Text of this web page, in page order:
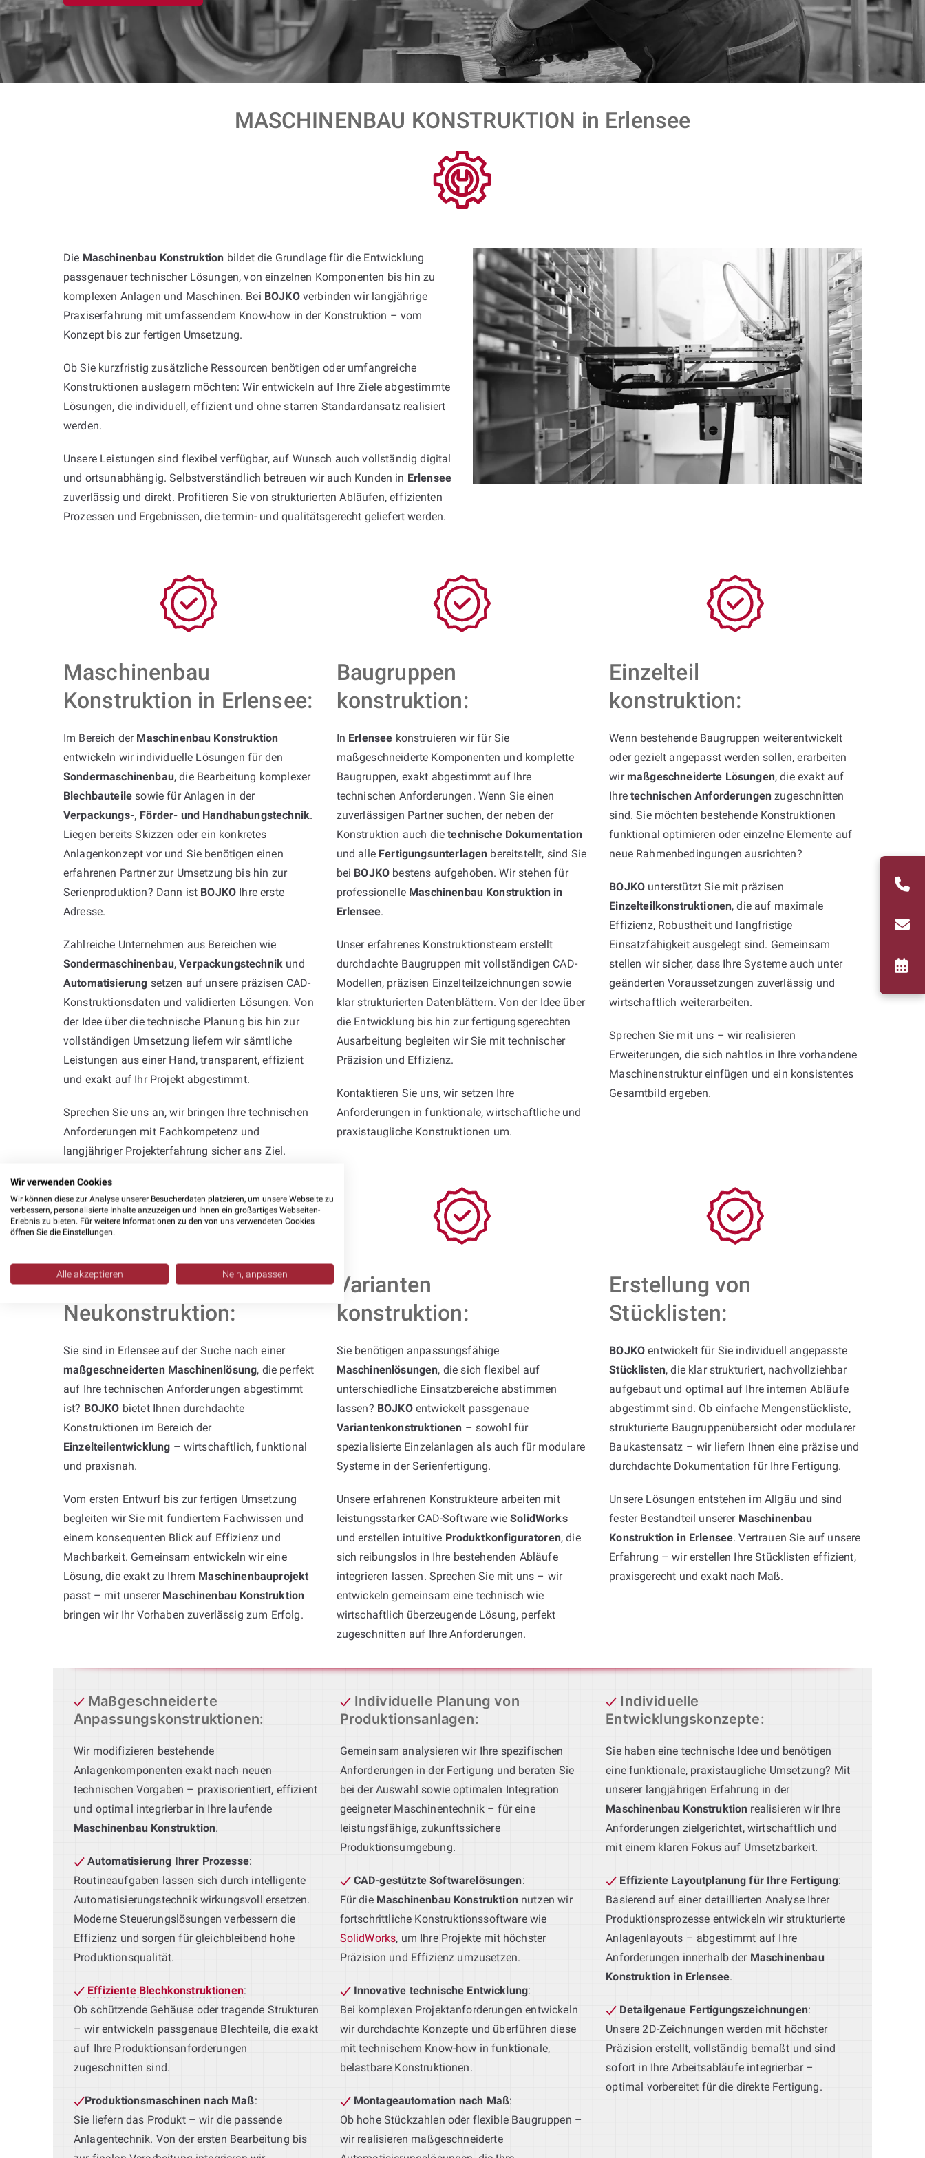
MASCHINENBAU KONSTRUKTION in Erlensee
Die Maschinenbau Konstruktion bildet die Grundlage für die Entwicklung
passgenauer technischer Lösungen, von einzelnen Komponenten bis hin zu
komplexen Anlagen und Maschinen. Bei BOJKOverbinden wir langjährige
Praxiserfahrung mit umfassendem Know-how in der Konstruktion – vom
Konzept bis zur fertigen Umsetzung.
Ob Sie kurzfristig zusätzliche Ressourcen benötigen oder umfangreiche
Konstruktionen auslagern möchten: Wir entwickeln auf Ihre Ziele abgestimmte
Lösungen, die individuell, effizient und ohne starren Standardansatz realisiert
werden.
Unsere Leistungen sind flexibel verfügbar, auf Wunsch auch vollständig digital
und ortsunabhängig. Selbstverständlich betreuen wir auch Kunden in Erlensee
zuverlässig und direkt. Profitieren Sie von strukturierten Abläufen, effizienten
Prozessen und Ergebnissen, die termin- und qualitätsgerecht geliefert werden.
Maschinenbau
Konstruktion in Erlensee:
Im Bereich der Maschinenbau Konstruktion
entwickeln wir individuelle Lösungen für den
Sondermaschinenbau, die Bearbeitung komplexer
Blechbauteile sowie für Anlagen in der
Verpackungs-, Förder- und Handhabungstechnik.
Liegen bereits Skizzen oder ein konkretes
Anlagenkonzept vor und Sie benötigen einen
erfahrenen Partner zur Umsetzung bis hin zur
Serienproduktion? Dann ist BOJKO Ihre erste
Adresse.
Zahlreiche Unternehmen aus Bereichen wie
Sondermaschinenbau,Verpackungstechnik und
Automatisierung setzen auf unsere präzisen CAD-
Konstruktionsdaten und validierten Lösungen. Von
der Idee über die technische Planung bis hin zur
vollständigen Umsetzung liefern wir sämtliche
Leistungen aus einer Hand, transparent, effizient
und exakt auf Ihr Projekt abgestimmt.
Sprechen Sie uns an, wir bringen Ihre technischen
Anforderungen mit Fachkompetenz und
langjähriger Projekterfahrung sicher ans Ziel.
Baugruppen
konstruktion:
In Erlensee konstruieren wir für Sie
maßgeschneiderte Komponenten und komplette
Baugruppen, exakt abgestimmt auf Ihre
technischen Anforderungen. Wenn Sie einen
zuverlässigen Partner suchen, der neben der
Konstruktion auch dietechnische Dokumentation
und alle Fertigungsunterlagen bereitstellt, sind Sie
bei BOJKO bestens aufgehoben. Wir stehen für
professionelle Maschinenbau Konstruktion in
Erlensee.
Unser erfahrenes Konstruktionsteam erstellt
durchdachte Baugruppen mit vollständigen CAD-
Modellen, präzisen Einzelteilzeichnungen sowie
klar strukturierten Datenblättern. Von der Idee über
die Entwicklung bis hin zur fertigungsgerechten
Ausarbeitung begleiten wir Sie mit technischer
Präzision und Effizienz.
Kontaktieren Sie uns, wir setzen Ihre
Anforderungen in funktionale, wirtschaftliche und
praxistaugliche Konstruktionen um.
Einzelteil
konstruktion:
Wenn bestehende Baugruppen weiterentwickelt
oder gezielt angepasst werden sollen, erarbeiten
wirmaßgeschneiderte Lösungen, die exakt auf
Ihretechnischen Anforderungen zugeschnitten
sind. Sie möchten bestehende Konstruktionen
funktional optimieren oder einzelne Elemente auf
neue Rahmenbedingungen ausrichten?
BOJKO unterstützt Sie mit präzisen
Einzelteilkonstruktionen, die auf maximale
Effizienz, Robustheit und langfristige
Einsatzfähigkeit ausgelegt sind. Gemeinsam
stellen wir sicher, dass Ihre Systeme auch unter
geänderten Voraussetzungen zuverlässig und
wirtschaftlich weiterarbeiten.
Sprechen Sie mit uns – wir realisieren
Erweiterungen, die sich nahtlos in Ihre vorhandene
Maschinenstruktur einfügen und ein konsistentes
Gesamtbild ergeben.
Professionelle
Neukonstruktion:
Sie sind in Erlensee auf der Suche nach einer
maßgeschneiderten Maschinenlösung, die perfekt
auf Ihre technischen Anforderungen abgestimmt
ist? BOJKO bietet Ihnen durchdachte
Konstruktionen im Bereich der
Einzelteilentwicklung – wirtschaftlich, funktional
und praxisnah.
Vom ersten Entwurf bis zur fertigen Umsetzung
begleiten wir Sie mit fundiertem Fachwissen und
einem konsequenten Blick auf Effizienz und
Machbarkeit. Gemeinsam entwickeln wir eine
Lösung, die exakt zu Ihrem Maschinenbauprojekt
passt – mit unserer Maschinenbau Konstruktion
bringen wir Ihr Vorhaben zuverlässig zum Erfolg.
Varianten
konstruktion:
Sie benötigen anpassungsfähige
Maschinenlösungen, die sich flexibel auf
unterschiedliche Einsatzbereiche abstimmen
lassen? BOJKOentwickelt passgenaue
Variantenkonstruktionen – sowohl für
spezialisierte Einzelanlagen als auch für modulare
Systeme in der Serienfertigung.
Unsere erfahrenen Konstrukteure arbeiten mit
leistungsstarker CAD-Software wieSolidWorks
und erstellen intuitive Produktkonfiguratoren, die
sich reibungslos in Ihre bestehenden Abläufe
integrieren lassen. Sprechen Sie mit uns – wir
entwickeln gemeinsam eine technisch wie
wirtschaftlich überzeugende Lösung, perfekt
zugeschnitten auf Ihre Anforderungen.
Erstellung von
Stücklisten:
BOJKO entwickelt für Sie individuell angepasste
Stücklisten, die klar strukturiert, nachvollziehbar
aufgebaut und optimal auf Ihre internen Abläufe
abgestimmt sind. Ob einfache Mengenstückliste,
strukturierte Baugruppenübersicht oder modularer
Baukastensatz – wir liefern Ihnen eine präzise und
durchdachte Dokumentation für Ihre Fertigung.
Unsere Lösungen entstehen im Allgäu und sind
fester Bestandteil unserer Maschinenbau
Konstruktion in Erlensee. Vertrauen Sie auf unsere
Erfahrung – wir erstellen Ihre Stücklisten effizient,
praxisgerecht und exakt nach Maß.
Maßgeschneiderte
Anpassungskonstruktionen:
Wir modifizieren bestehende
Anlagenkomponenten exakt nach neuen
technischen Vorgaben – praxisorientiert, effizient
und optimal integrierbar in Ihre laufende
Maschinenbau Konstruktion.
Automatisierung Ihrer Prozesse:
Routineaufgaben lassen sich durch intelligente
Automatisierungstechnik wirkungsvoll ersetzen.
Moderne Steuerungslösungen verbessern die
Effizienz und sorgen für gleichbleibend hohe
Produktionsqualität.
Effiziente Blechkonstruktionen:
Ob schützende Gehäuse oder tragende Strukturen
– wir entwickeln passgenaue Blechteile, die exakt
auf Ihre Produktionsanforderungen
zugeschnitten sind.
Produktionsmaschinen nach Maß:
Sie liefern das Produkt – wir die passende
Anlagentechnik. Von der ersten Bearbeitung bis
Individuelle Planung von
Produktionsanlagen:
Gemeinsam analysieren wir Ihre spezifischen
Anforderungen in der Fertigung und beraten Sie
bei der Auswahl sowie optimalen Integration
geeigneter Maschinentechnik – für eine
leistungsfähige, zukunftssichere
Produktionsumgebung.
CAD-gestützte Softwarelösungen:
Für die Maschinenbau Konstruktionnutzen wir
fortschrittliche Konstruktionssoftware wie
SolidWorks, um Ihre Projekte mit höchster
Präzision und Effizienz umzusetzen.
Innovative technische Entwicklung:
Bei komplexen Projektanforderungen entwickeln
wir durchdachte Konzepte und überführen diese
mit technischem Know-how in funktionale,
belastbare Konstruktionen.
Montageautomation nach Maß:
Ob hohe Stückzahlen oder flexible Baugruppen –
wir realisieren maßgeschneiderte
Individuelle
Entwicklungskonzepte:
Sie haben eine technische Idee und benötigen
eine funktionale, praxistaugliche Umsetzung? Mit
unserer langjährigen Erfahrung in der
Maschinenbau Konstruktion realisieren wir Ihre
Anforderungen zielgerichtet, wirtschaftlich und
mit einem klaren Fokus auf Umsetzbarkeit.
Effiziente Layoutplanung für Ihre Fertigung:
Basierend auf einer detaillierten Analyse Ihrer
Produktionsprozesse entwickeln wir strukturierte
Anlagenlayouts – abgestimmt auf Ihre
Anforderungen innerhalb der Maschinenbau
Konstruktion in Erlensee.
Detailgenaue Fertigungszeichnungen:
Unsere 2D-Zeichnungen werden mit höchster
Präzision erstellt, vollständig bemaßt und sind
sofort in Ihre Arbeitsabläufe integrierbar –
optimal vorbereitet für die direkte Fertigung.
Wir verwenden Cookies
Wir können diese zur Analyse unserer Besucherdaten platzieren, um unsere Webseite zu
verbessern, personalisierte Inhalte anzuzeigen und Ihnen ein großartiges Webseiten-
Erlebnis zu bieten. Für weitere Informationen zu den von uns verwendeten Cookies
öffnen Sie die Einstellungen.
Alle akzeptieren Nein, anpassen